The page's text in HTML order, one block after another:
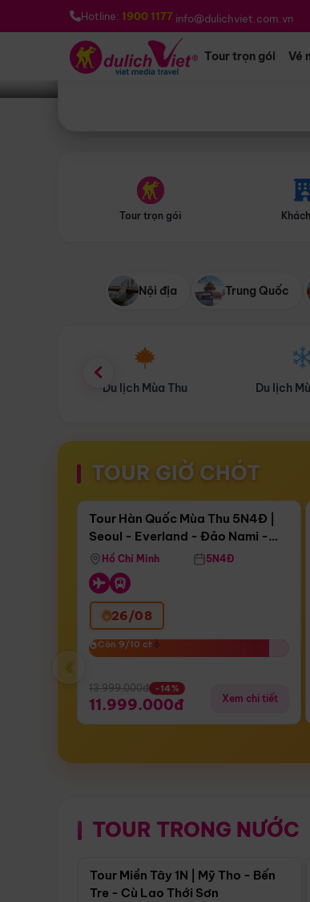
Hotline: 1900 1177 info@dulichviet.com.vn
Tour trọn gói Vé
Bạn muốn đi đâu? *
Tour trọn gói
Nội địa Trung Quốc
Du lịch Mùa Đông Combo
TOUR GIỜ CHÓT
Còn15 ngày 19:15:49
Bay Sun Phuquoc Airways
Điểm nổi bật
Tour Hàn Quốc Mùa Thu 5N4Đ |
Seoul - Everland - Đảo Nami -
Tháp Namsan (Bay Sun Phuquoc
Airways)
Hồ Chí Minh 5N4Đ
26/08
Còn 9/10 chỗ
Còn 9/10 chỗ
13.999.000đ -14%
11.999.000đ Xem chi tiết
‹
TOUR TRONG NƯỚC
Điểm nổi bật
Tour Miền Tây 1N | Mỹ Tho - Bến
Tre - Cù Lao Thới Sơn